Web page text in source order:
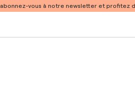
abonnez-vous à notre newsletter et profitez